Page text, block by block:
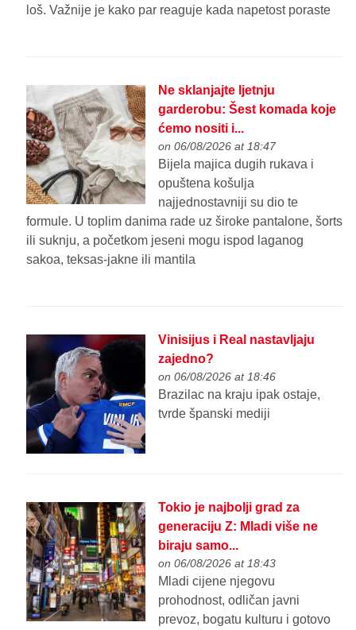
loš. Važnije je kako par reaguje kada napetost poraste
Ne sklanjajte ljetnju
garderobu: Šest komada koje
ćemo nositi i...
on 06/08/2026 at 18:47
Bijela majica dugih rukava i
opuštena košulja
najjednostavniji su dio te
formule. U toplim danima rade uz široke pantalone, šorts
ili suknju, a početkom jeseni mogu ispod laganog
sakoa, teksas-jakne ili mantila
Vinisijus i Real nastavljaju
zajedno?
on 06/08/2026 at 18:46
Brazilac na kraju ipak ostaje,
tvrde španski mediji
Tokio je najbolji grad za
generaciju Z: Mladi više ne
biraju samo...
on 06/08/2026 at 18:43
Mladi cijene njegovu
prohodnost, odličan javni
prevoz, bogatu kulturu i gotovo